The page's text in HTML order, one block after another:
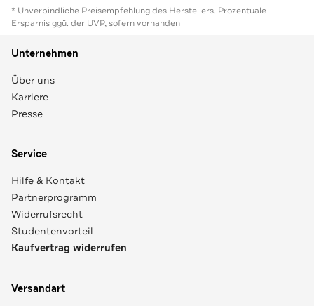
* Unverbindliche Preisempfehlung des Herstellers. Prozentuale
Ersparnis ggü. der UVP, sofern vorhanden
Unternehmen
Über uns
Karriere
Presse
Service
Hilfe & Kontakt
Partnerprogramm
Widerrufsrecht
Studentenvorteil
Kaufvertrag widerrufen
Versandart